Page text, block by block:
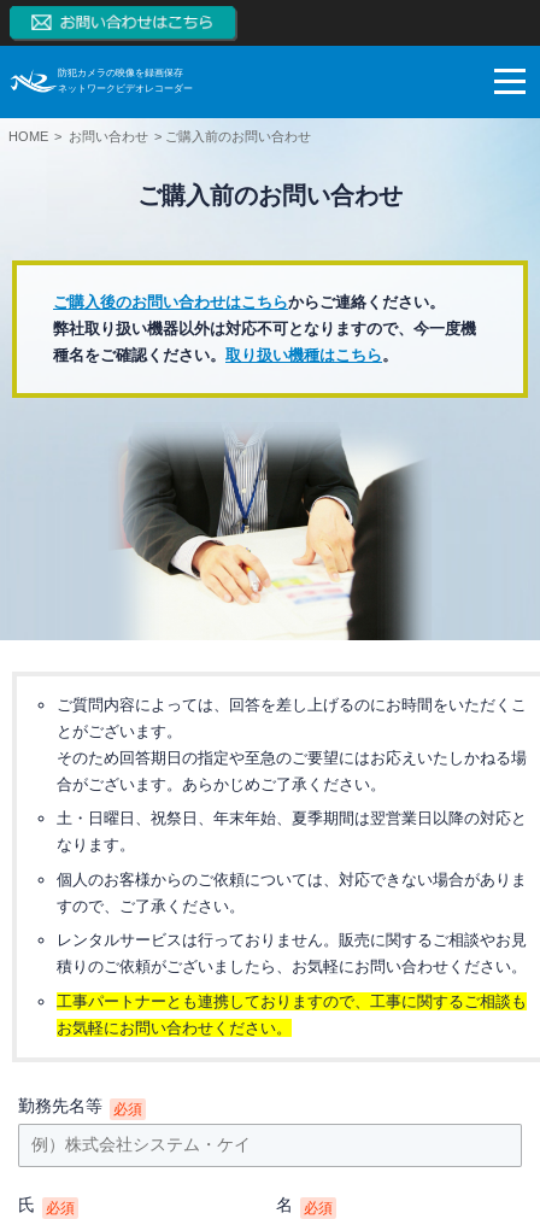
防犯カメラの映像を録画保存
ネットワークビデオレコーダー
NVRとは
ネットワークカメラとは
NVRとDVRの違い
NVR市場拡大の理由
システム構成例
スマートフォンモニタリング
対応カメラ一覧
NVR本体無料保証
製品一覧
1~128CH（RAID対応、大容量対応、高機能）
【販売終了】4CH（小型）
【販売終了】8CH、16CH（PoE内蔵、RAID対応）
ネットワークカメラ
ソフトウエア一覧
ラインナップ一覧
ブログ
ブログ
お役立ち
NVRの知識
定期配信メールのご登録
ご購入検討
ご購入検討
録画保存日数計算
ダウンロード
NVRデモサイト
デモ機貸出
サポート
システム・ケイAIサイトへ
SK VMS(ビデオマネージメントシステム)サイトへ
ネットワークカメラサイトへ
システム・ケイサイトへ
HOME お問い合わせ ご購入前のお問い合わせ
ご購入前のお問い合わせ
ご購入後のお問い合わせはこちらからご連絡ください。
弊社取り扱い機器以外は対応不可となりますので、 今一度機
種名をご確認ください。 取り扱い機種はこちら。
ご質問内容によっては、回答を差し上げるのにお時間をいただくこ
とがございます。
そのため回答期日の指定や至急のご要望にはお応えいたしかねる場
合がございます。あらかじめご了承ください。
土・日曜日、祝祭日、年末年始、夏季期間は翌営業日以降の対応と
なります。
個人のお客様からのご依頼については、対応できない場合がありま
すので、ご了承ください。
レンタルサービスは行っておりません。販売に関するご相談やお見
積りのご依頼がございましたら、お気軽にお問い合わせください。
工事パートナーとも連携しておりますので、工事に関するご相談も
お気軽にお問い合わせください。
勤務先名等 必須
氏 必須 名 必須